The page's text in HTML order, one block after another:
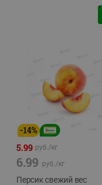
-14%
5.99 руб./кг
6.99 руб./кг
Персик свежий вес